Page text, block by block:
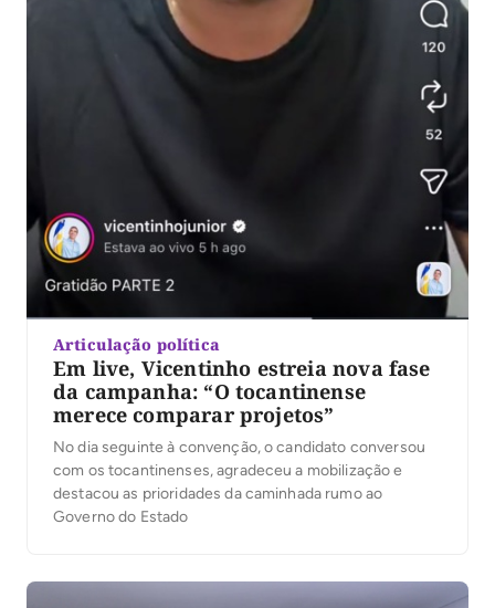
Articulação política
Em live, Vicentinho estreia nova fase
da campanha: “O tocantinense
merece comparar projetos”
No dia seguinte à convenção, o candidato conversou
com os tocantinenses, agradeceu a mobilização e
destacou as prioridades da caminhada rumo ao
Governo do Estado